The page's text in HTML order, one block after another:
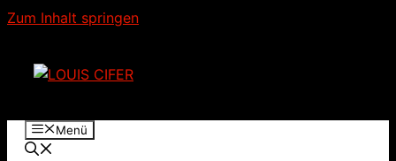
Zum Inhalt springen
Menü